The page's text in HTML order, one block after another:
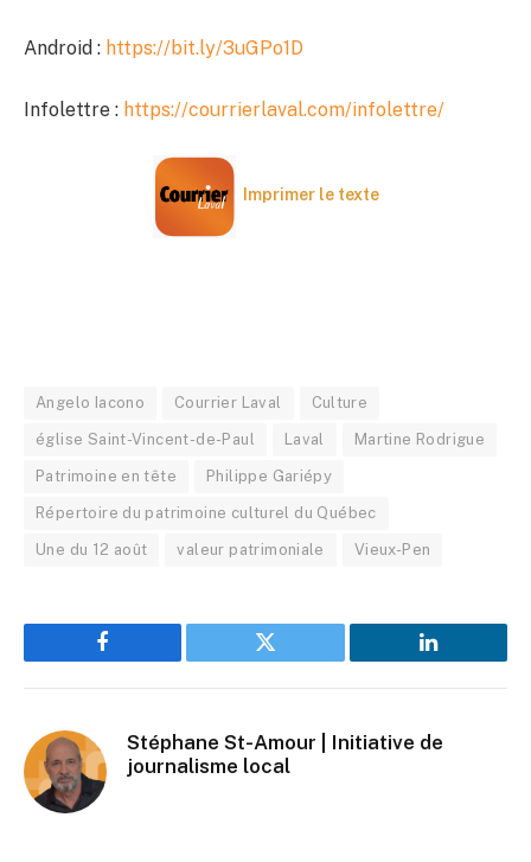
Android : https://bit.ly/3uGPo1D
Infolettre : https://courrierlaval.com/infolettre/
Imprimer le texte
Angelo Iacono Courrier Laval Culture
église Saint-Vincent-de-Paul Laval Martine Rodrigue
Patrimoine en tête Philippe Gariépy
Répertoire du patrimoine culturel du Québec
Une du 12 août valeur patrimoniale Vieux-Pen
Facebook Twitter LinkedIn
Stéphane St-Amour | Initiative de
journalisme local